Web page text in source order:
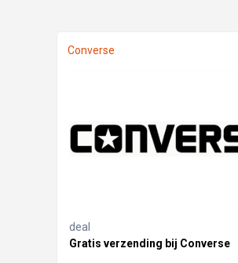
Converse
deal
Gratis verzending bij Converse